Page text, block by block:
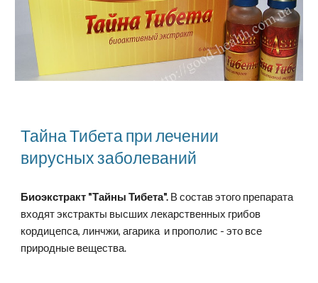
Тайна Тибета при лечении
вирусных заболеваний
Биоэкстракт "Тайны Тибета". В состав этого препарата
входят экстракты высших лекарственных грибов
кордицепса, линчжи, агарика и прополис - это все
природные вещества.